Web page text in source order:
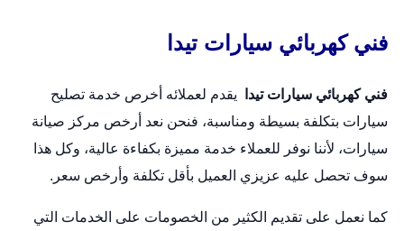
فني كهربائي سيارات تيدا
فني كهربائي سيارات تيدا
يقدم لعملائه أخرص خدمة تصليح
سيارات بتكلفة بسيطة ومناسبة، فنحن نعد أرخص مركز صيانة
سيارات، لأننا نوفر للعملاء خدمة مميزة بكفاءة عالية، وكل هذا
سوف تحصل عليه عزيزي العميل بأقل تكلفة وأرخص سعر.
كما نعمل على تقديم الكثير من الخصومات على الخدمات التي